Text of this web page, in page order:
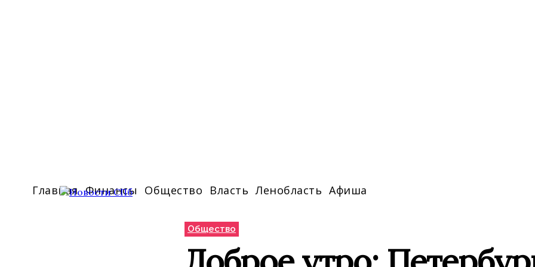
Главная Финансы Общество Власть Ленобласть Афиша
Общество